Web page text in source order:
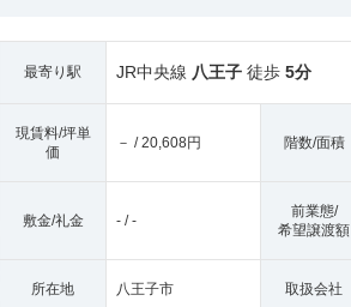
最寄り駅 JR中央線 八王子 徒歩 5分
現賃料/坪単
価
－ / 20,608円 階数/面積
敷金/礼金 - / -
前業態/
希望譲渡額
所在地 八王子市 取扱会社